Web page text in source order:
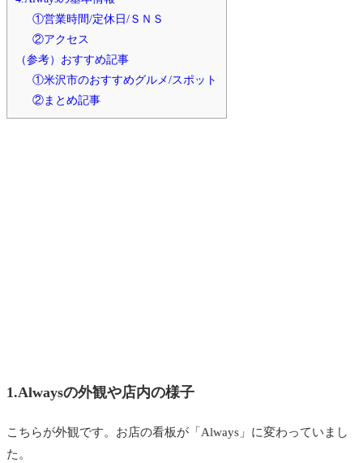
①営業時間/定休日/ＳＮＳ
②アクセス
（参考）おすすめ記事
①米沢市のおすすめグルメ/スポット
②まとめ記事
1.Alwaysの外観や店内の様子
こちらが外観です。お店の看板が「Always」に変わっていまし
た。